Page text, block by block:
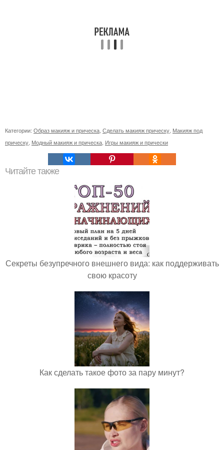
Категории: Образ макияж и прическа Сделать макияж прическу Макияж под
прическу Модный макияж и прическа Игры макияж и прически
Читайте также
Секреты безупречного внешнего вида: как поддерживать
свою красоту
Как сделать такое фото за пару минут?